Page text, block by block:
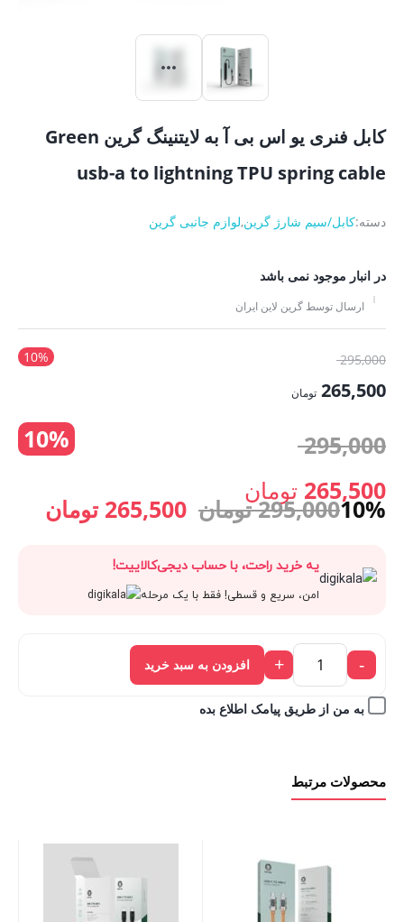
کابل فنری یو اس بی آ به لایتنینگ گرین Green
usb-a to lightning TPU spring cable
دسته:کابل/سیم شارژ گرین,لوازم جانبی گرین
در انبار موجود نمی باشد
ارسال توسط گرین لاین ایران
10% 295,000قیمت
اصلی:
بود.
265,500 تومان
فعلی:
10% 295,000
اصلی:
بود.
265,500 تومان
فعلی:
10%
295,000 تومان قیمت
اصلی:
295,000 تومان
بود.
265,500 تومان
یه خرید راحت، با حساب دیجی‌کالاییت!
امن، سریع و قسطی! فقط با یک مرحله
-
+ افزودن به سبد خرید
به من از طریق پیامک اطلاع بده
محصولات مرتبط